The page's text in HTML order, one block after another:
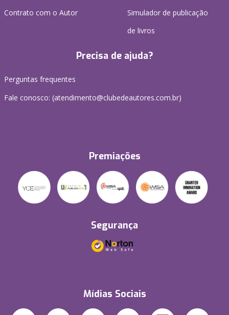
Contrato com o Autor
Simulador de publicação
de livros
Precisa de ajuda?
Perguntas frequentes
Fale conosco: (atendimento@clubedeautores.com.br)
Premiações
Segurança
Mídias Sociais